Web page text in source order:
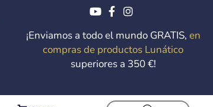
¡Enviamos a todo el mundo GRATIS, en
compras de productos Lunático
superiores a 350 €!